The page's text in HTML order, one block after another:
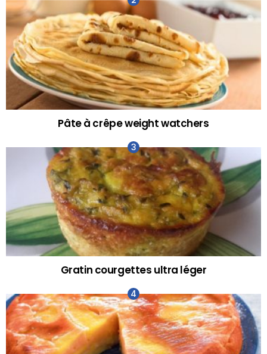
Pâte à crêpe weight watchers
Gratin courgettes ultra léger